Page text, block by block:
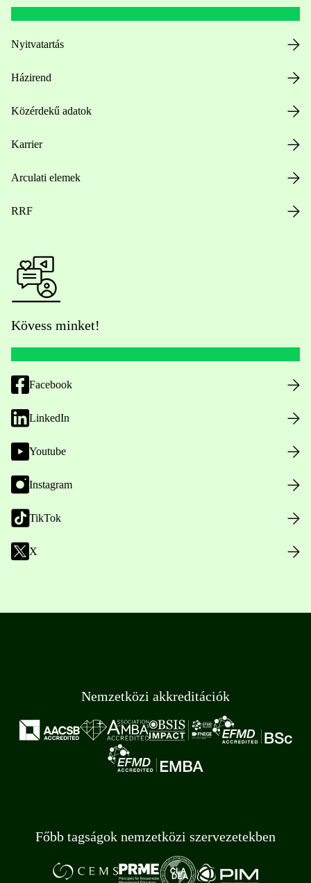
Nyitvatartás
Házirend
Közérdekű adatok
Karrier
Arculati elemek
RRF
Kövess minket!
Facebook
LinkedIn
Youtube
Instagram
TikTok
X
Nemzetközi akkreditációk
Főbb tagságok nemzetközi szervezetekben